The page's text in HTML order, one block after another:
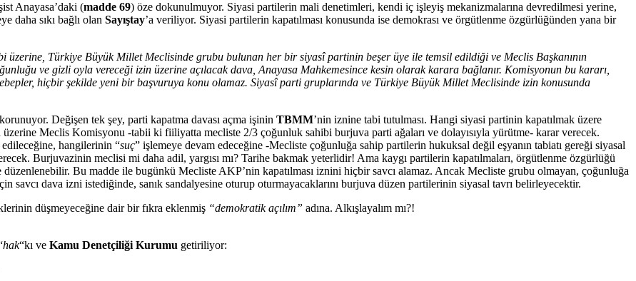
Anayasa’daki (madde 69) öze dokunulmuyor. Siyasi partilerin mali denetimleri, kendi iç işleyiş mekanizmalarına devredilmesi yerine,
daha sıkı bağlı olan Sayıştay’a veriliyor. Siyasi partilerin kapatılması konusunda ise demokrası ve örgütlenme özgürlüğünden yana bir
üzerine, Türkiye Büyük Millet Meclisinde grubu bulunan her bir siyasî partinin beşer üye ile temsil edildiği ve Meclis Başkanının
ve gizli oyla vereceği izin üzerine açılacak dava, Anayasa Mahkemesince kesin olarak karara bağlanır. Komisyonun bu kararı,
hiçbir şekilde yeni bir başvuruya konu olamaz. Siyasî parti gruplarında ve Türkiye Büyük Millet Meclisinde izin konusunda
Değişen tek şey, parti kapatma davası açma işinin TBMM’nin iznine tabi tutulması. Hangi siyasi partinin kapatılmak üzere
üzerine Meclis Komisyonu -tabii ki fiiliyatta mecliste 2/3 çoğunluk sahibi burjuva parti ağaları ve dolayısıyla yürütme- karar verecek.
hangilerinin “suç” işlemeye devam edeceğine -Mecliste çoğunluğa sahip partilerin hukuksal değil eşyanın tabiatı gereği siyasal
Burjuvazinin meclisi mi daha adil, yargısı mı? Tarihe bakmak yeterlidir! Ama kaygı partilerin kapatılmaları, örgütlenme özgürlüğü
düzenlenebilir. Bu madde ile bugünkü Mecliste AKP’nin kapatılması iznini hiçbir savcı alamaz. Ancak Mecliste grubu olmayan, çoğunluğa
savcı dava izni istediğinde, sanık sandalyesine oturup oturmayacaklarını burjuva düzen partilerinin siyasal tavrı belirleyecektir.
düşmeyeceğine dair bir fıkra eklenmiş “demokratik açılım” adına. Alkışlayalım mı?!
hak“kı ve Kamu Denetçiliği Kurumu getiriliyor: